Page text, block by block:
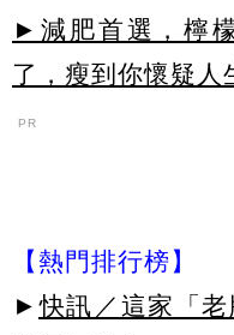
►減肥首選，檸
了，瘦到你懷疑人
PR
【熱門排行榜】
► 快訊／這家「